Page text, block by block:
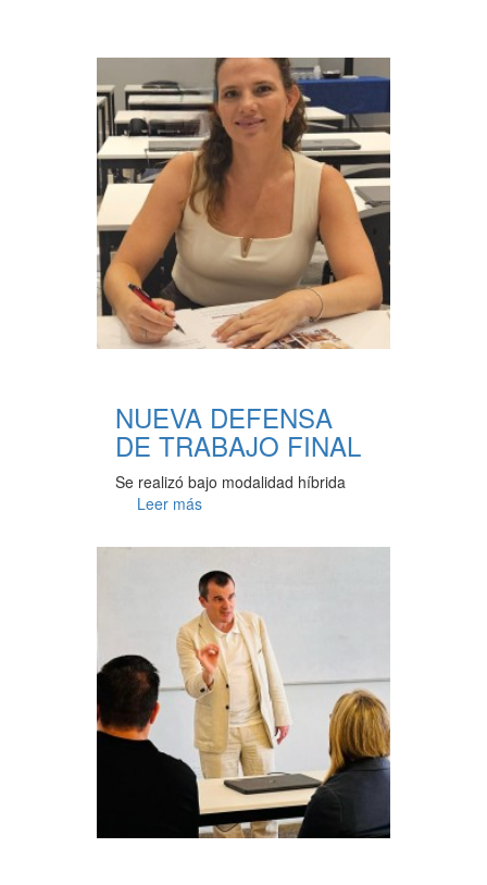
NUEVA DEFENSA
DE TRABAJO FINAL
Se realizó bajo modalidad híbrida
Leer más